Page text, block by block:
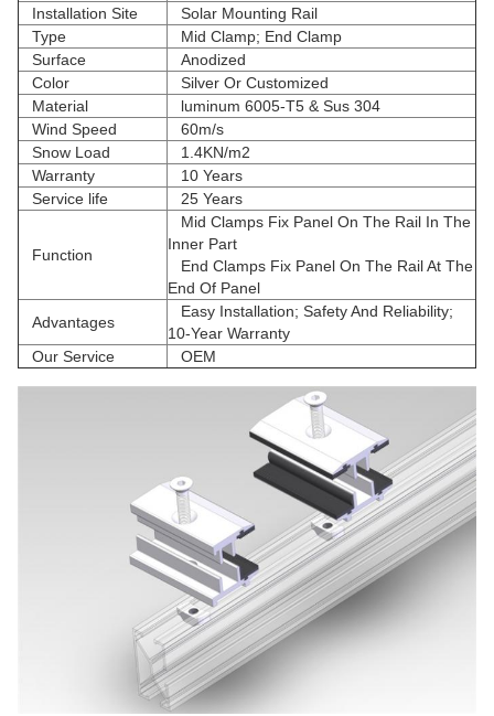
Installation Site
Solar Mounting Rail
Type
Mid Clamp; End Clamp
Surface
Anodized
Color
Silver Or Customized
Material
luminum 6005-T5 & Sus 304
Wind Speed
60m/s
Snow Load
1.4KN/m2
Warranty
10 Years
Service life
25 Years
Function
Mid Clamps Fix Panel On The Rail In The
Inner Part
End Clamps Fix Panel On The Rail At The
End Of Panel
Advantages
Easy Installation; Safety And Reliability;
10-Year Warranty
Our Service
OEM